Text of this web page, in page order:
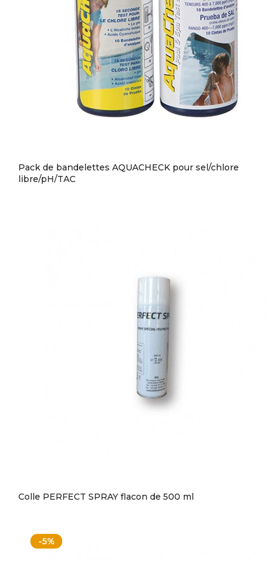
Pack de bandelettes AQUACHECK pour sel/chlore
libre/pH/TAC
Colle PERFECT SPRAY flacon de 500 ml
-5%